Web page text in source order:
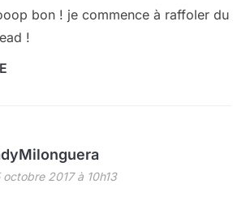
bon ! je commence à raffoler du
!
octobre 2017 à 10h13